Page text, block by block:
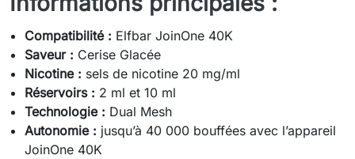
Compatibilité : Elfbar JoinOne 40K
Saveur : Cerise Glacée
Nicotine : sels de nicotine 20 mg/ml
Réservoirs : 2 ml et 10 ml
Technologie : Dual Mesh
Autonomie : jusqu’à 40 000 bouffées avec l’appareil
JoinOne 40K